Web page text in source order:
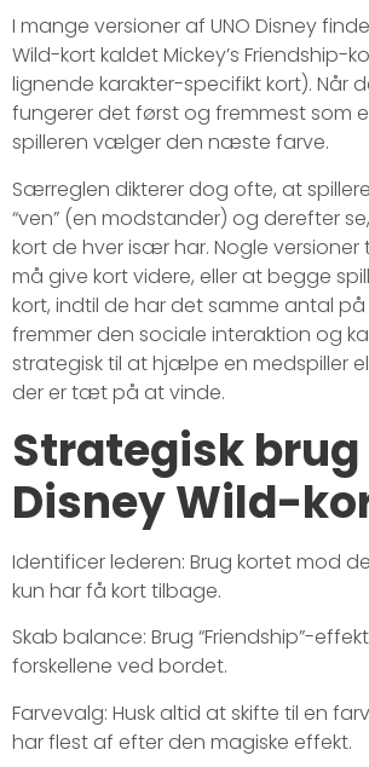
I mange versioner af UNO Disney
Wild-kort kaldet Mickey’s Friendship-
lignende karakter-specifikt kort). Når
fungerer det først og fremmest som
spilleren vælger den næste farve.
Særreglen dikterer dog ofte, at
“ven” (en modstander) og derefter
kort de hver især har. Nogle versioner
må give kort videre, eller at begge
kort, indtil de har det samme antal
fremmer den sociale interaktion og
strategisk til at hjælpe en medspiller
der er tæt på at vinde.
Strategisk
Disney Wild-
Identificer lederen: Brug kortet mod
kun har få kort tilbage.
Skab balance: Brug “Friendship”-
forskellene ved bordet.
Farvevalg: Husk altid at skifte til en
har flest af efter den magiske effekt.